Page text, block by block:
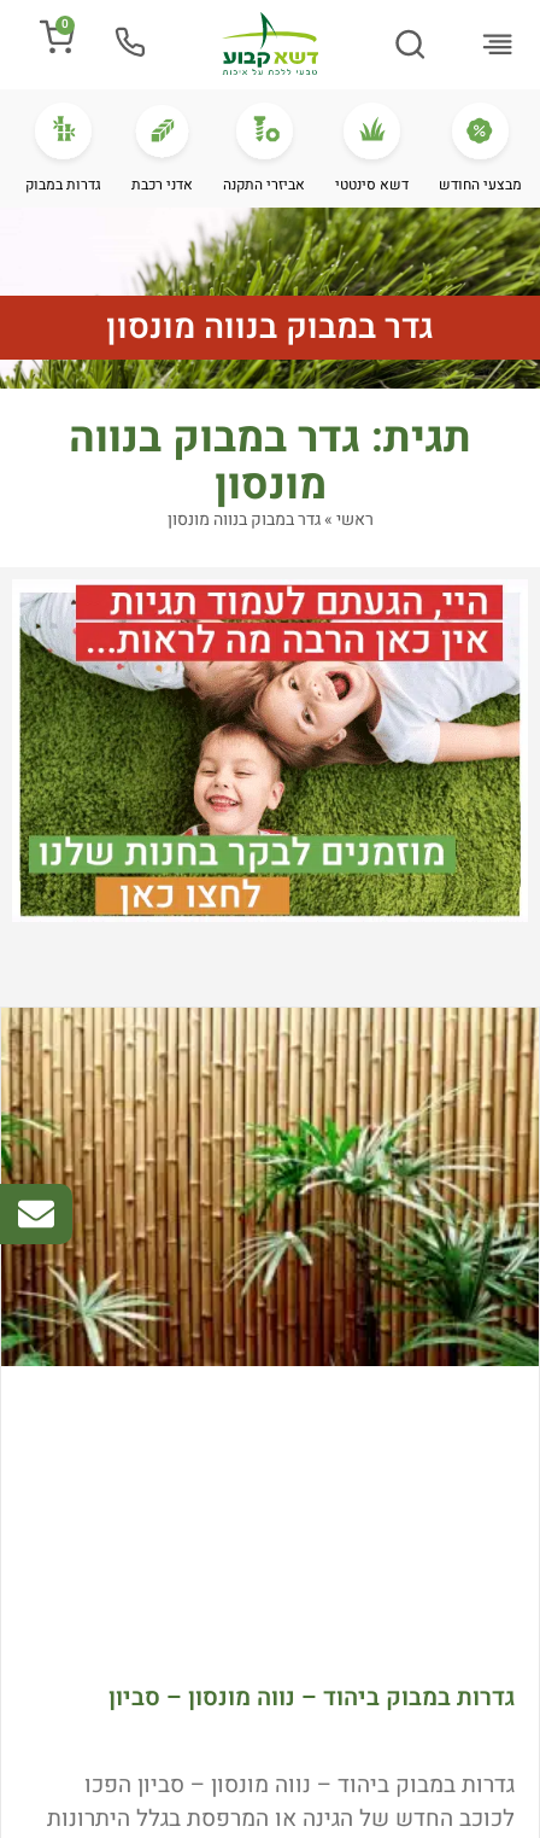
0
מבצעי החודש דשא סינטטי אביזרי התקנה אדני רכבת גדרות במבוק
גדר במבוק בנווה מונסון
תגית: גדר במבוק בנווה
מונסון
ראשי»גדר במבוק בנווה מונסון
גדרות במבוק ביהוד – נווה מונסון – סביון
גדרות במבוק ביהוד – נווה מונסון – סביון הפכו
לכוכב החדש של הגינה או המרפסת בגלל היתרונות